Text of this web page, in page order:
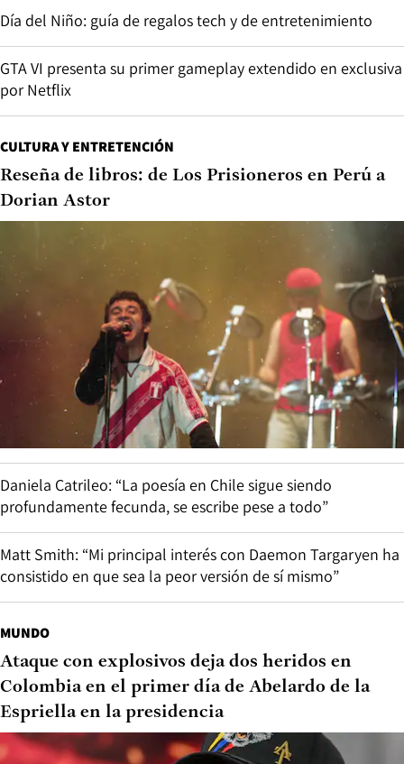
Día del Niño: guía de regalos tech y de entretenimiento
GTA VI presenta su primer gameplay extendido en exclusiva
por Netflix
CULTURA Y ENTRETENCIÓN
Reseña de libros: de Los Prisioneros en Perú a
Dorian Astor
Daniela Catrileo: “La poesía en Chile sigue siendo
profundamente fecunda, se escribe pese a todo”
Matt Smith: “Mi principal interés con Daemon Targaryen ha
consistido en que sea la peor versión de sí mismo”
MUNDO
Ataque con explosivos deja dos heridos en
Colombia en el primer día de Abelardo de la
Espriella en la presidencia